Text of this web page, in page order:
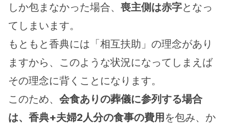
しか包まなかった場合、 喪主側は赤字となっ
てしまいます。
もともと香典には「相互扶助」の理念があり
ますから、このような状況になってしまえば
その理念に背くことになります。
このため、 会食ありの葬儀に参列する場合
は、香典+夫婦2人分の食事の費用 を包み、か